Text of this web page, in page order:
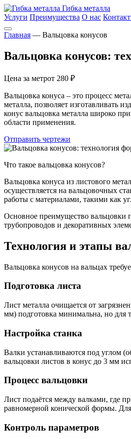
Гибка металла
Услуги Преимущества О нас
Главная — Вальцовка конусов
Вальцовка конусов:
Цена за метрот 280 ₽
Вальцовка конуса – это процесс
металла, позволяет изготавливать
конус вальцовка металла широко
области применения.
Отправить чертежи
Что такое вальцовка конусов?
Вальцовка конуса из листового
осуществляется на вальцовочных
работы с материалами, такими как
Основное преимущество вальцовки
трубопроводов и декоративных
Технология и этапы
Вальцовка конусов на вальцах
Подготовка листа
Лист металла очищается от
мм) подготовка минимальна, но для
Настройка станка
Валки устанавливаются под углом
вальцовки листов в конус до 3 мм
Процесс вальцовки
Лист подаётся между валками, где
равномерной конической формы. Для
Контроль параметров